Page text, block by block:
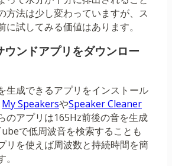
方法は少し変わっていますが、ス
に試してみる価値はあります。
ウンドアプリをダウンロー
生成できるアプリをインストール
My SpeakersやSpeaker Cleaner
のアプリは165Hz前後の音を生成
で低周波音を検索することも
リを使えば周波数と持続時間を簡